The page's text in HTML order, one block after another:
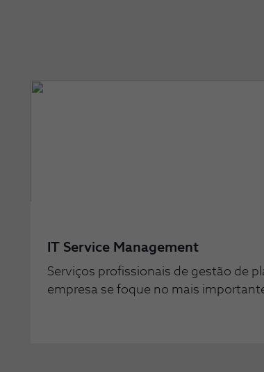
IT Service Management
Serviços profissionais de gestão de
empresa se foque no mais